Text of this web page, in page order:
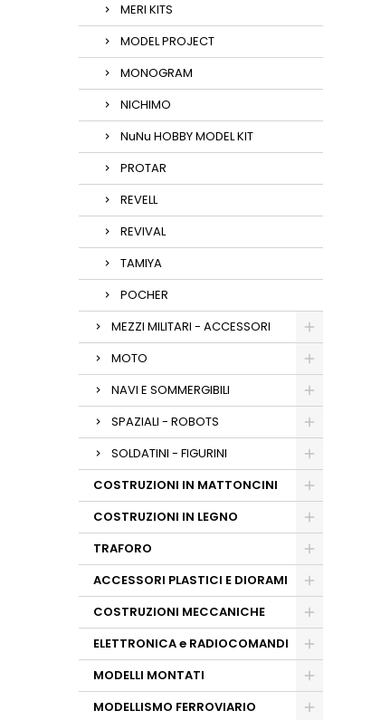
MERI KITS
MODEL PROJECT
MONOGRAM
NICHIMO
NuNu HOBBY MODEL KIT
PROTAR
REVELL
REVIVAL
TAMIYA
POCHER
MEZZI MILITARI - ACCESSORI
MOTO
NAVI E SOMMERGIBILI
SPAZIALI - ROBOTS
SOLDATINI - FIGURINI
COSTRUZIONI IN MATTONCINI
COSTRUZIONI IN LEGNO
TRAFORO
ACCESSORI PLASTICI E DIORAMI
COSTRUZIONI MECCANICHE
ELETTRONICA e RADIOCOMANDI
MODELLI MONTATI
MODELLISMO FERROVIARIO